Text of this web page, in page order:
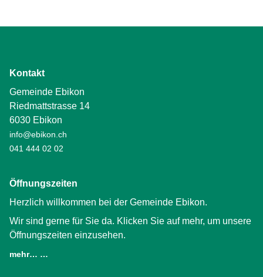
Kontakt
Gemeinde Ebikon
Riedmattstrasse 14
6030 Ebikon
info@ebikon.ch
041 444 02 02
Öffnungszeiten
Herzlich willkommen bei der Gemeinde Ebikon.
Wir sind gerne für Sie da. Klicken Sie auf mehr, um unsere
Öffnungszeiten einzusehen.
mehr… …